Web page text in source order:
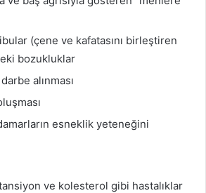
(çene ve kafatasını birleştiren
bozukluklar
alınması
esneklik yeteneğini
ve kolesterol gibi hastalıklar